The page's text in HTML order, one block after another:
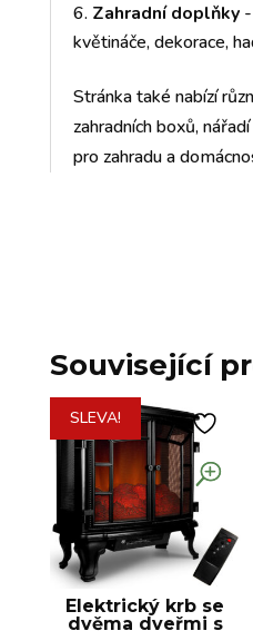
Zahradní doplňky-
květináče, dekorace,
Stránka také nabízí
zahradních boxů,
pro zahradu a
Související
SLEVA!
Elektrický krb se
dvěma dveřmi s